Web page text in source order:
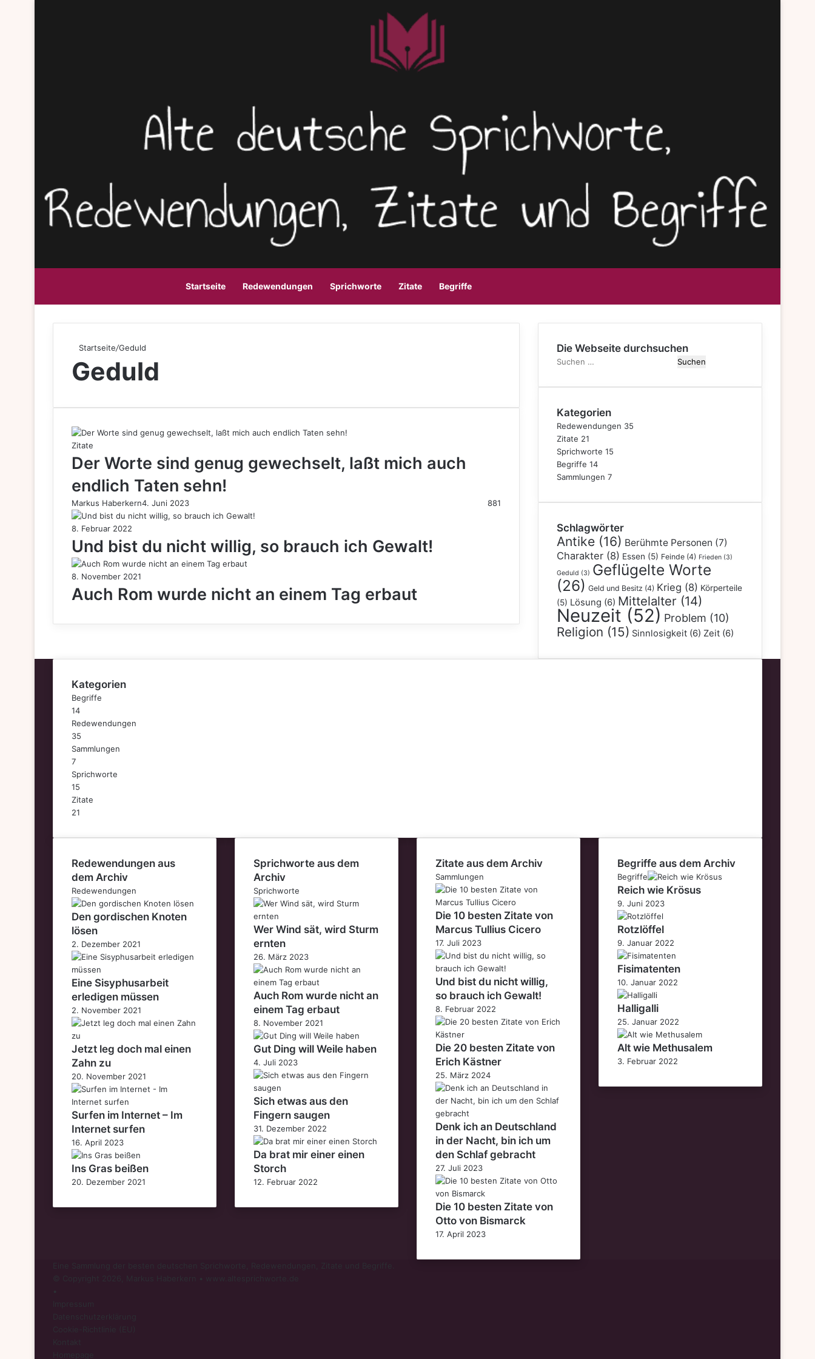
Startseite Redewendungen Sprichworte Zitate Begriffe
Startseite/Geduld
Geduld
Zitate
Der Worte sind genug gewechselt, laßt mich auch
endlich Taten sehn!
Markus Haberkern4. Juni 2023 881
8. Februar 2022
Und bist du nicht willig, so brauch ich Gewalt!
8. November 2021
Auch Rom wurde nicht an einem Tag erbaut
Die Webseite durchsuchen
S
c
e
n
n
a
c
h
Kategorien
Redewendungen 35
Zitate 21
Sprichworte 15
Begriffe 14
Sammlungen 7
Schlagwörter
Antike (16) Berühmte Personen (7)
Charakter (8) Essen (5) Feinde (4) Frieden (3)
Geduld (3) Geflügelte Worte
(26) Geld und Besitz (4) Krieg (8) Körperteile
(5) Lösung (6) Mittelalter (14)
Neuzeit (52) Problem (10)
Religion (15) Sinnlosigkeit (6) Zeit (6)
Kategorien
Begriffe
14
Redewendungen
35
Sammlungen
7
Sprichworte
15
Zitate
21
Redewendungen aus
dem Archiv
Redewendungen
Den gordischen Knoten
lösen
2. Dezember 2021
Eine Sisyphusarbeit
erledigen müssen
2. November 2021
Jetzt leg doch mal einen
Zahn zu
20. November 2021
Surfen im Internet – Im
Internet surfen
16. April 2023
Ins Gras beißen
20. Dezember 2021
Sprichworte aus dem
Archiv
Sprichworte
Wer Wind sät, wird Sturm
ernten
26. März 2023
Auch Rom wurde nicht an
einem Tag erbaut
8. November 2021
Gut Ding will Weile haben
4. Juli 2023
Sich etwas aus den
Fingern saugen
31. Dezember 2022
Da brat mir einer einen
Storch
12. Februar 2022
Zitate aus dem Archiv
Sammlungen
Die 10 besten Zitate von
Marcus Tullius Cicero
17. Juli 2023
Und bist du nicht willig,
so brauch ich Gewalt!
8. Februar 2022
Die 20 besten Zitate von
Erich Kästner
25. März 2024
Denk ich an Deutschland
in der Nacht, bin ich um
den Schlaf gebracht
27. Juli 2023
Die 10 besten Zitate von
Otto von Bismarck
17. April 2023
Begriffe aus dem Archiv
Begriffe
Reich wie Krösus
9. Juni 2023
Rotzlöffel
9. Januar 2022
Fisimatenten
10. Januar 2022
Halligalli
25. Januar 2022
Alt wie Methusalem
3. Februar 2022
Datenschutzerklärung